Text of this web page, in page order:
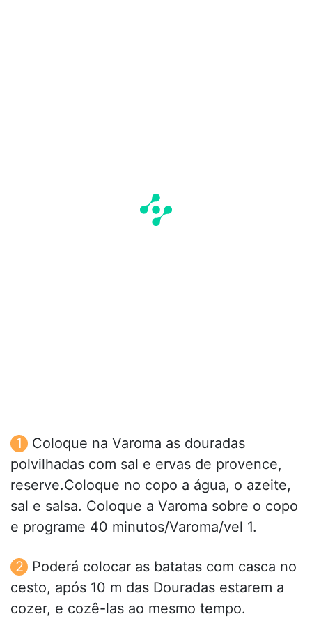
Coloque na Varoma as douradas
polvilhadas com sal e ervas de provence,
reserve.Coloque no copo a água, o azeite,
sal e salsa. Coloque a Varoma sobre o copo
e programe 40 minutos/Varoma/vel 1.
Poderá colocar as batatas com casca no
cesto, após 10 m das Douradas estarem a
cozer, e cozê-las ao mesmo tempo.